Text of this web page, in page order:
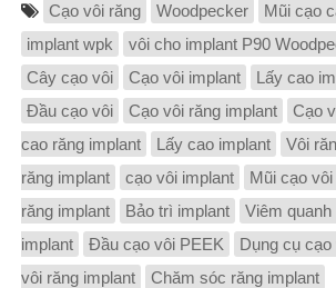
Cạo vôi răng Woodpecker
Mũi cạo
implant wpk
vôi cho implant P90
Cây cạo vôi
Cạo vôi implant Lấy cao
Đầu cạo vôi
Cạo vôi răng implant Cạo
cao răng implant
Lấy cao implant Vôi
răng implant
cạo vôi implant Mũi cạo
răng implant
Bảo trì implant Viêm quanh
implant
Đầu cạo vôi PEEK Dụng cụ
vôi răng implant
Chăm sóc răng implant